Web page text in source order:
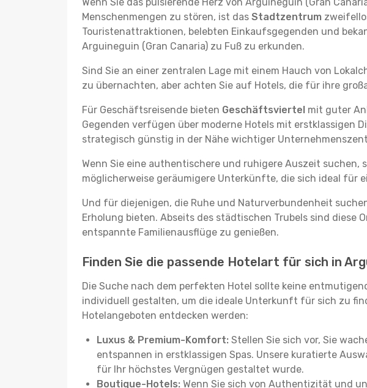
Menschenmengen zu stören, ist das Stadtzentrum
Touristenattraktionen, belebten Einkaufsgegenden und
Arguineguin (Gran Canaria) zu Fuß zu erkunden.
Sind Sie an einer zentralen Lage mit einem Hauch von
zu übernachten, aber achten Sie auf Hotels, die für ihre
Für Geschäftsreisende bieten Geschäftsviertel mit guter
Gegenden verfügen über moderne Hotels mit erstklassigen
strategisch günstig in der Nähe wichtiger
Wenn Sie eine authentischere und ruhigere Auszeit suchen,
möglicherweise geräumigere Unterkünfte, die sich ideal für
Und für diejenigen, die Ruhe und Naturverbundenheit
Erholung bieten. Abseits des städtischen Trubels sind
entspannte Familienausflüge zu genießen.
Finden Sie die passende Hotelart für sich in
Die Suche nach dem perfekten Hotel sollte keine
individuell gestalten, um die ideale Unterkunft für sich zu
Hotelangeboten entdecken werden:
Luxus & Premium-Komfort: Stellen Sie sich vor, Sie
entspannen in erstklassigen Spas. Unsere kuratierte
für Ihr höchstes Vergnügen gestaltet wurde.
Boutique-Hotels: Wenn Sie sich von Authentizität und